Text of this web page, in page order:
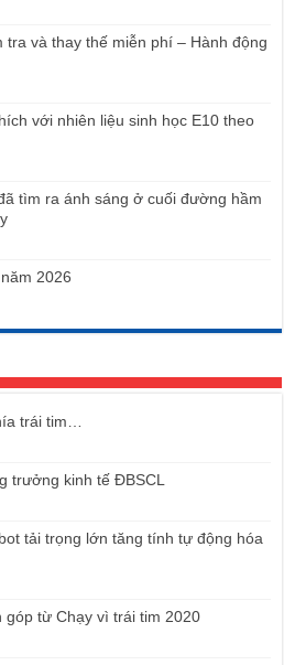
tra và thay thế miễn phí – Hành động
với nhiên liệu sinh học E10 theo
tìm ra ánh sáng ở cuối đường hầm
2026
trái tim…
trưởng kinh tế ĐBSCL
tải trọng lớn tăng tính tự động hóa
từ Chạy vì trái tim 2020